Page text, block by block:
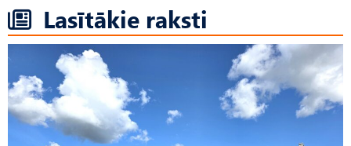
Lasītākie raksti